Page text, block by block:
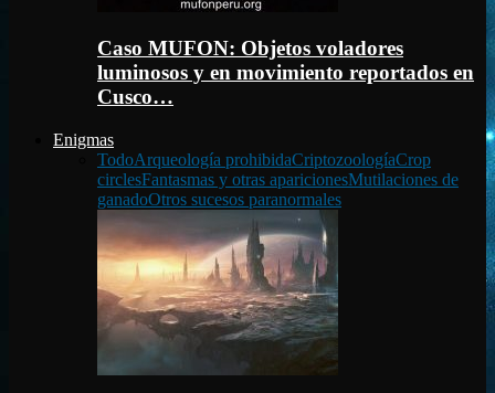
Caso MUFON: Objetos voladores
luminosos y en movimiento reportados en
Cusco…
Enigmas
TodoArqueología prohibidaCriptozoologíaCrop
circlesFantasmas y otras aparicionesMutilaciones de
ganadoOtros sucesos paranormales